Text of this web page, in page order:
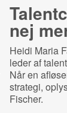
nej
Heidi Maria
leder af
Når en
strategi,
Fischer.